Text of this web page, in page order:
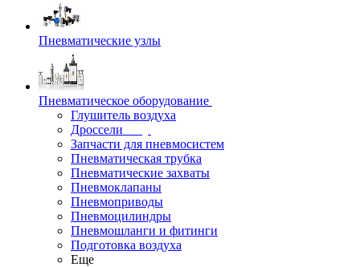
Пневматические узлы
Пневматическое оборудование
Глушитель воздуха
Дроссели
Запчасти для пневмосистем
Пневматическая трубка
Пневматические захваты
Пневмоклапаны
Пневмоприводы
Пневмоцилиндры
Пневмошланги и фитинги
Подготовка воздуха
Еще